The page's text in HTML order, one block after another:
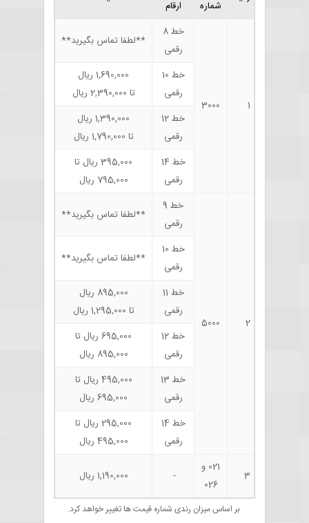
شماره
ارقام
1
3000
خط 8
رقمی
**لطفا تماس بگیرید**
خط 10
رقمی
1,690,000 ریال
تا 2,390,000 ریال
خط 12
رقمی
1,390,000 ریال
تا 1,790,000 ریال
خط 14
رقمی
395,000 ریال تا
795,000 ریال
2
5000
خط 9
رقمی
**لطفا تماس بگیرید**
خط 10
رقمی
**لطفا تماس بگیرید**
خط 11
رقمی
895,000 ریال
تا 1,295,000 ریال
خط 12
رقمی
695,000 ریال تا
895,000 ریال
خط 13
رقمی
495,000 ریال تا
695,000 ریال
خط 14
رقمی
295,000 ریال تا
495,000 ریال
3
021 و
026
- 1,190,000 ریال
بر اساس میزان رندی شماره قیمت ها تغییر خواهد کرد.